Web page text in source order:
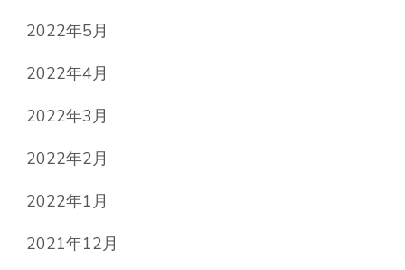
2022年5月
2022年4月
2022年3月
2022年2月
2022年1月
2021年12月